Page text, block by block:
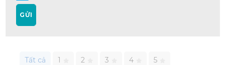
GỬI
Tất cả 1 2 3 4 5